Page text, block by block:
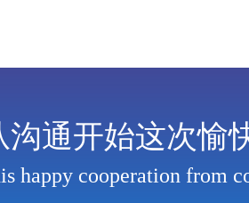
沟通开始这次愉
happy cooperation from